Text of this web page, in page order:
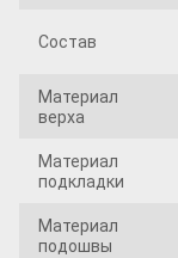
Состав
Материал
верха
Материал
подкладки
Материал
подошвы